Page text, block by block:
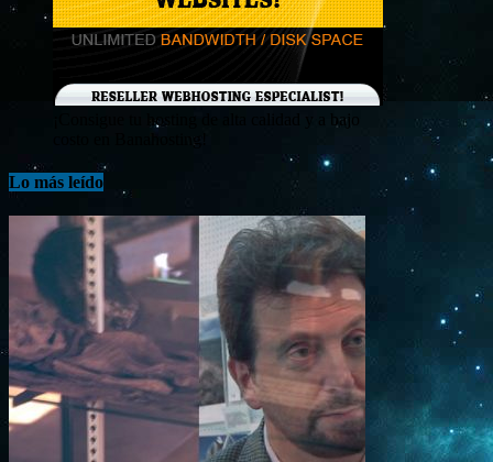
¡Consigue tu hosting de alta calidad y a bajo
Lo más leído